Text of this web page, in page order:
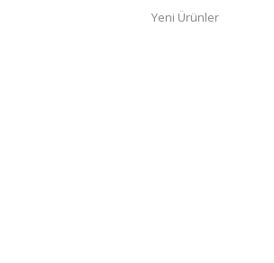
Yeni Ürünler